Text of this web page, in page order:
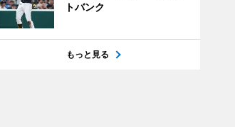
トバンク
もっと見る